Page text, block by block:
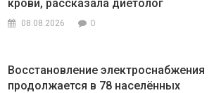
крови, рассказала диетолог
08.08.2026 0
Восстановление электроснабжения
продолжается в 78 населённых